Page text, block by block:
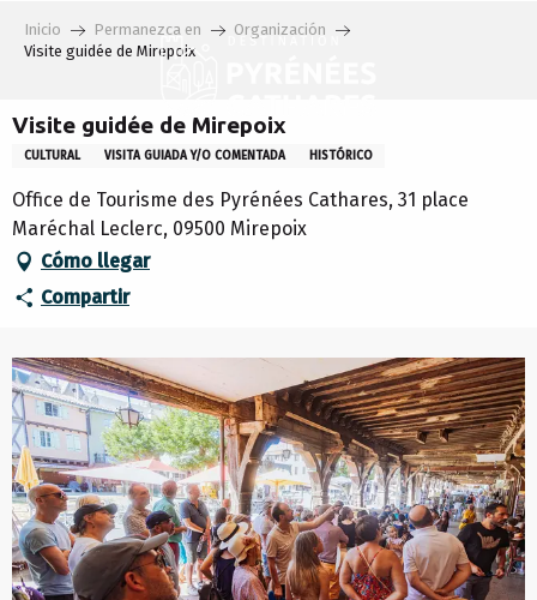
Inicio Permanezca en
Organización
Visite guidée de Mirepoix
Visite guidée de Mirepoix
CULTURAL VISITA GUIADA Y/O COMENTADA HISTÓRICO
Office de Tourisme des Pyrénées Cathares, 31 place
Maréchal Leclerc, 09500 Mirepoix
Cómo llegar
Compartir